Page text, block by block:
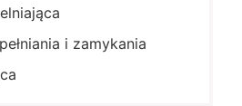
i zamykania